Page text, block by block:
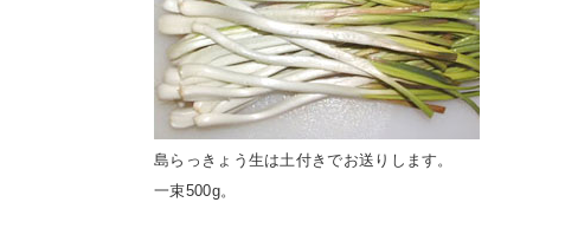
島らっきょう生は土付きでお送りします。
一束500g。